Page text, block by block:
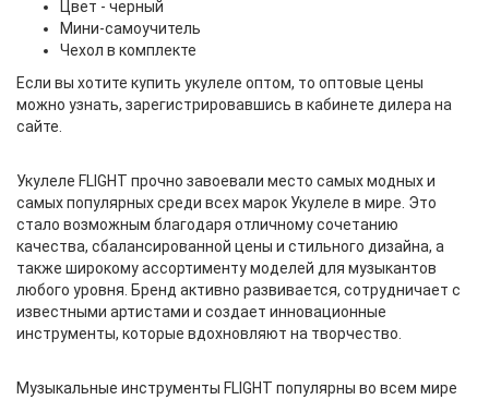
Цвет - черный
Мини-самоучитель
Чехол в комплекте
Если вы хотите купить укулеле оптом, то оптовые цены
можно узнать, зарегистрировавшись в кабинете дилера на
сайте.
Укулеле FLIGHT прочно завоевали место самых модных и
самых популярных среди всех марок Укулеле в мире. Это
стало возможным благодаря отличному сочетанию
качества, сбалансированной цены и стильного дизайна, а
также широкому ассортименту моделей для музыкантов
любого уровня. Бренд активно развивается, сотрудничает с
известными артистами и создает инновационные
инструменты, которые вдохновляют на творчество.
Музыкальные инструменты FLIGHT популярны во всем мире